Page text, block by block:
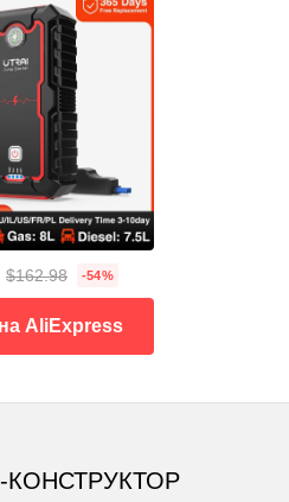
$162.98 -54%
AliExpress